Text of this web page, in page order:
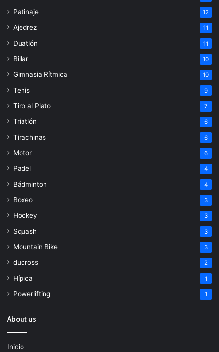
Patinaje 12
Ajedrez 11
Duatlón 11
Billar 10
Gimnasia Rítmica 10
Tenis 9
Tiro al Plato 7
Triatlón 6
Tirachinas 6
Motor 6
Padel 4
Bádminton 4
Boxeo 3
Hockey 3
Squash 3
Mountain Bike 3
ducross 2
Hípica 1
Powerlifting 1
About us
Inicio